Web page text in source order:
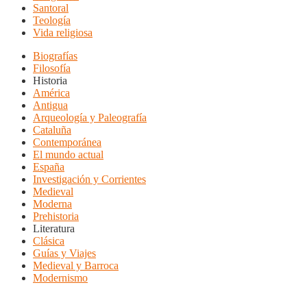
Santoral
Teología
Vida religiosa
Biografías
Filosofía
Historia
América
Antigua
Arqueología y Paleografía
Cataluña
Contemporánea
El mundo actual
España
Investigación y Corrientes
Medieval
Moderna
Prehistoria
Literatura
Clásica
Guías y Viajes
Medieval y Barroca
Modernismo